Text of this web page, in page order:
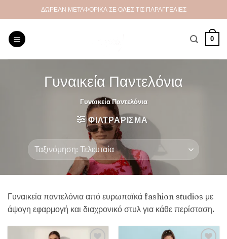
στο
περιεχόμενο
ΔΩΡΕΑΝ ΜΕΤΑΦΟΡΙΚΑ ΣΕ ΟΛΕΣ ΤΙΣ ΠΑΡΑΓΓΕΛΙΕΣ
0
Γυναικεία Παντελόνια
Γυναικεία Παντελόνια
ΦΙΛΤΡΆΡΙΣΜΑ
Γυναικεία παντελόνια από ευρωπαϊκά fashion studios με
άψογη εφαρμογή και διαχρονικό στυλ για κάθε περίσταση.